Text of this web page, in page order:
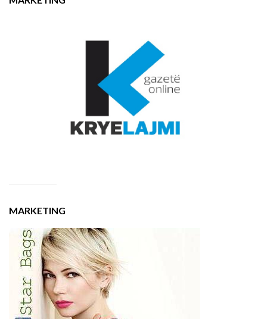
MARKETING